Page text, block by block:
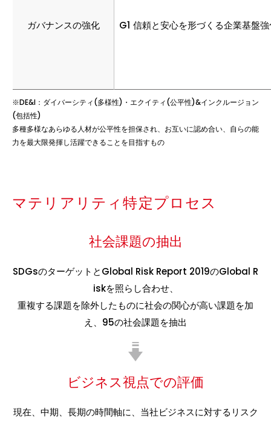
ガバナンスの強化 G1 信頼と安心を形づくる企業基盤
※DE&I：ダイバーシティ(多様性)・エクイティ(公平性)&インクルージョン
(包括性)
多種多様なあらゆる人材が公平性を担保され、お互いに認め合い、自らの能
力を最大限発揮し活躍できることを目指すもの
マテリアリティ特定プロセス
社会課題の抽出
SDGsのターゲットとGlobal Risk Report 2019のGlobal R
iskを照らし合わせ、
重複する課題を除外したものに社会の関心が高い課題を加
え、95の社会課題を抽出
ビジネス視点での評価
現在、中期、長期の時間軸に、当社ビジネスに対するリスク